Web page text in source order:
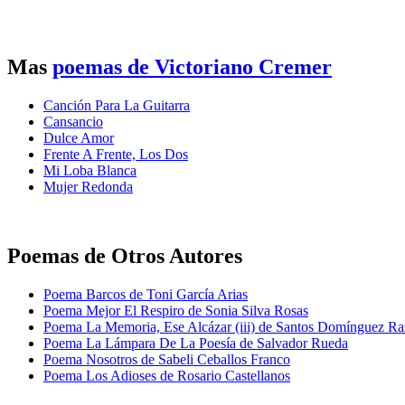
Mas poemas de Victoriano Cremer
Canción Para La Guitarra
Cansancio
Dulce Amor
Frente A Frente, Los Dos
Mi Loba Blanca
Mujer Redonda
Poemas de Otros Autores
Poema Barcos de Toni García Arias
Poema Mejor El Respiro de Sonia Silva Rosas
Poema La Memoria, Ese Alcázar (iii) de Santos Domínguez
Poema La Lámpara De La Poesía de Salvador Rueda
Poema Nosotros de Sabeli Ceballos Franco
Poema Los Adioses de Rosario Castellanos